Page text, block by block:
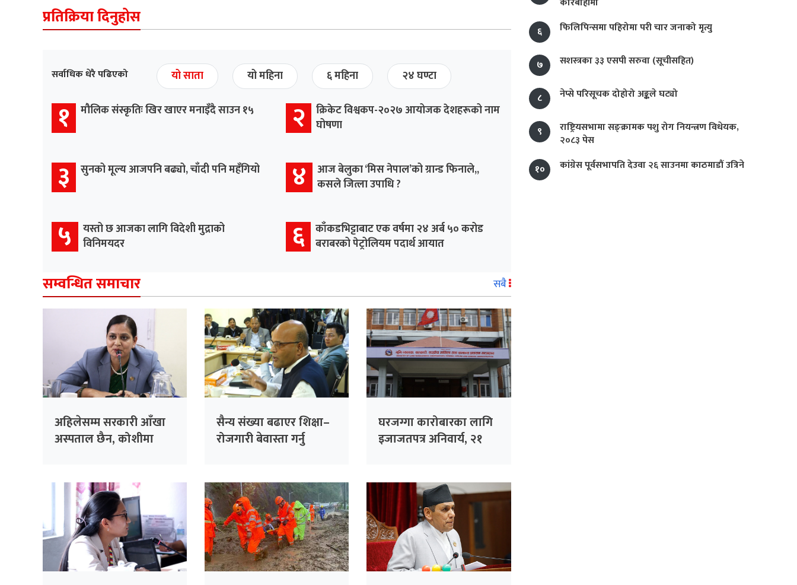
प्रतिक्रिया दिनुहोस
सर्वाधिक धेरै पढिएको यो साता यो महिना ६ महिना २४ घण्टा
१ मौलिक संस्कृतिः खिर खाएर मनाइँदै साउन १५ २ क्रिकेट विश्वकप-२०२७ आयोजक देशहरूको नाम
घोषणा
३ सुनको मूल्य आजपनि बढ्यो, चाँदी पनि महँगियो ४ आज बेलुका ‘मिस नेपाल’को ग्रान्ड फिनाले,,
कसले जित्ला उपाधि ?
५ यस्तो छ आजका लागि विदेशी मुद्राको
विनिमयदर
६ काँकडभिट्टाबाट एक वर्षमा २४ अर्ब ५० करोड
बराबरको पेट्रोलियम पदार्थ आयात
सम्वन्धित समाचार सबै
अहिलेसम्म सरकारी आँखा
अस्पताल छैन, कोशीमा
सैन्य संख्या बढाएर शिक्षा–
रोजगारी बेवास्ता गर्नु
घरजग्गा कारोबारका लागि
इजाजतपत्र अनिवार्य, २१
६
फिलिपिन्समा पहिरोमा परी चार जनाको मृत्यु
७ सशस्त्रका ३३ एसपी सरुवा (सूचीसहित)
८ नेप्से परिसूचक दोहोरो अङ्कले घट्यो
९
राष्ट्रियसभामा सङ्क्रामक पशु रोग नियन्त्रण विधेयक,
२०८३ पेस
१०
कांग्रेस पूर्वसभापति देउवा २६ साउनमा काठमाडौं उत्रिने